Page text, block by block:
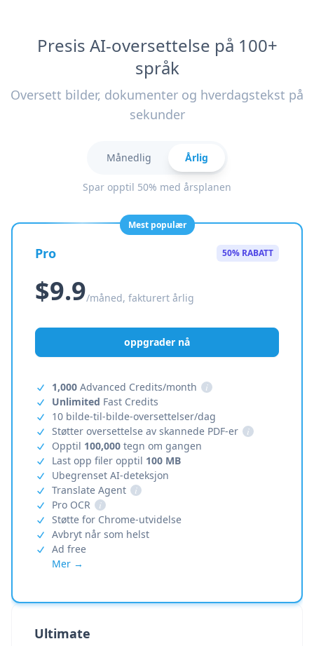
Presis AI-oversettelse på 100+
språk
Oversett bilder, dokumenter og hverdagstekst på
sekunder
Månedlig Årlig
Spar opptil 50% med årsplanen
Mest populær
Pro 50% RABATT
$9.9/måned, fakturert årlig
oppgrader nå
1,000 Advanced Credits/month
i
Unlimited Fast Credits
10 bilde-til-bilde-oversettelser/dag
Støtter oversettelse av skannede PDF-er
i
Opptil 100,000 tegn om gangen
Last opp filer opptil 100 MB
Ubegrenset AI-deteksjon
Translate Agent
i
Pro OCR
i
Støtte for Chrome-utvidelse
Avbryt når som helst
Ad free
Mer →
Ultimate